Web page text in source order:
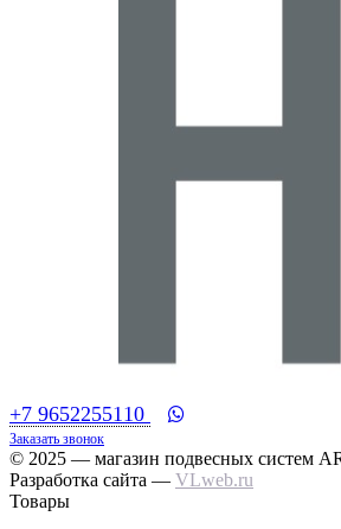
+7 9652255110
Заказать звонок
© 2025 — магазин подвесных систем
Разработка сайта — VLweb.ru
Товары